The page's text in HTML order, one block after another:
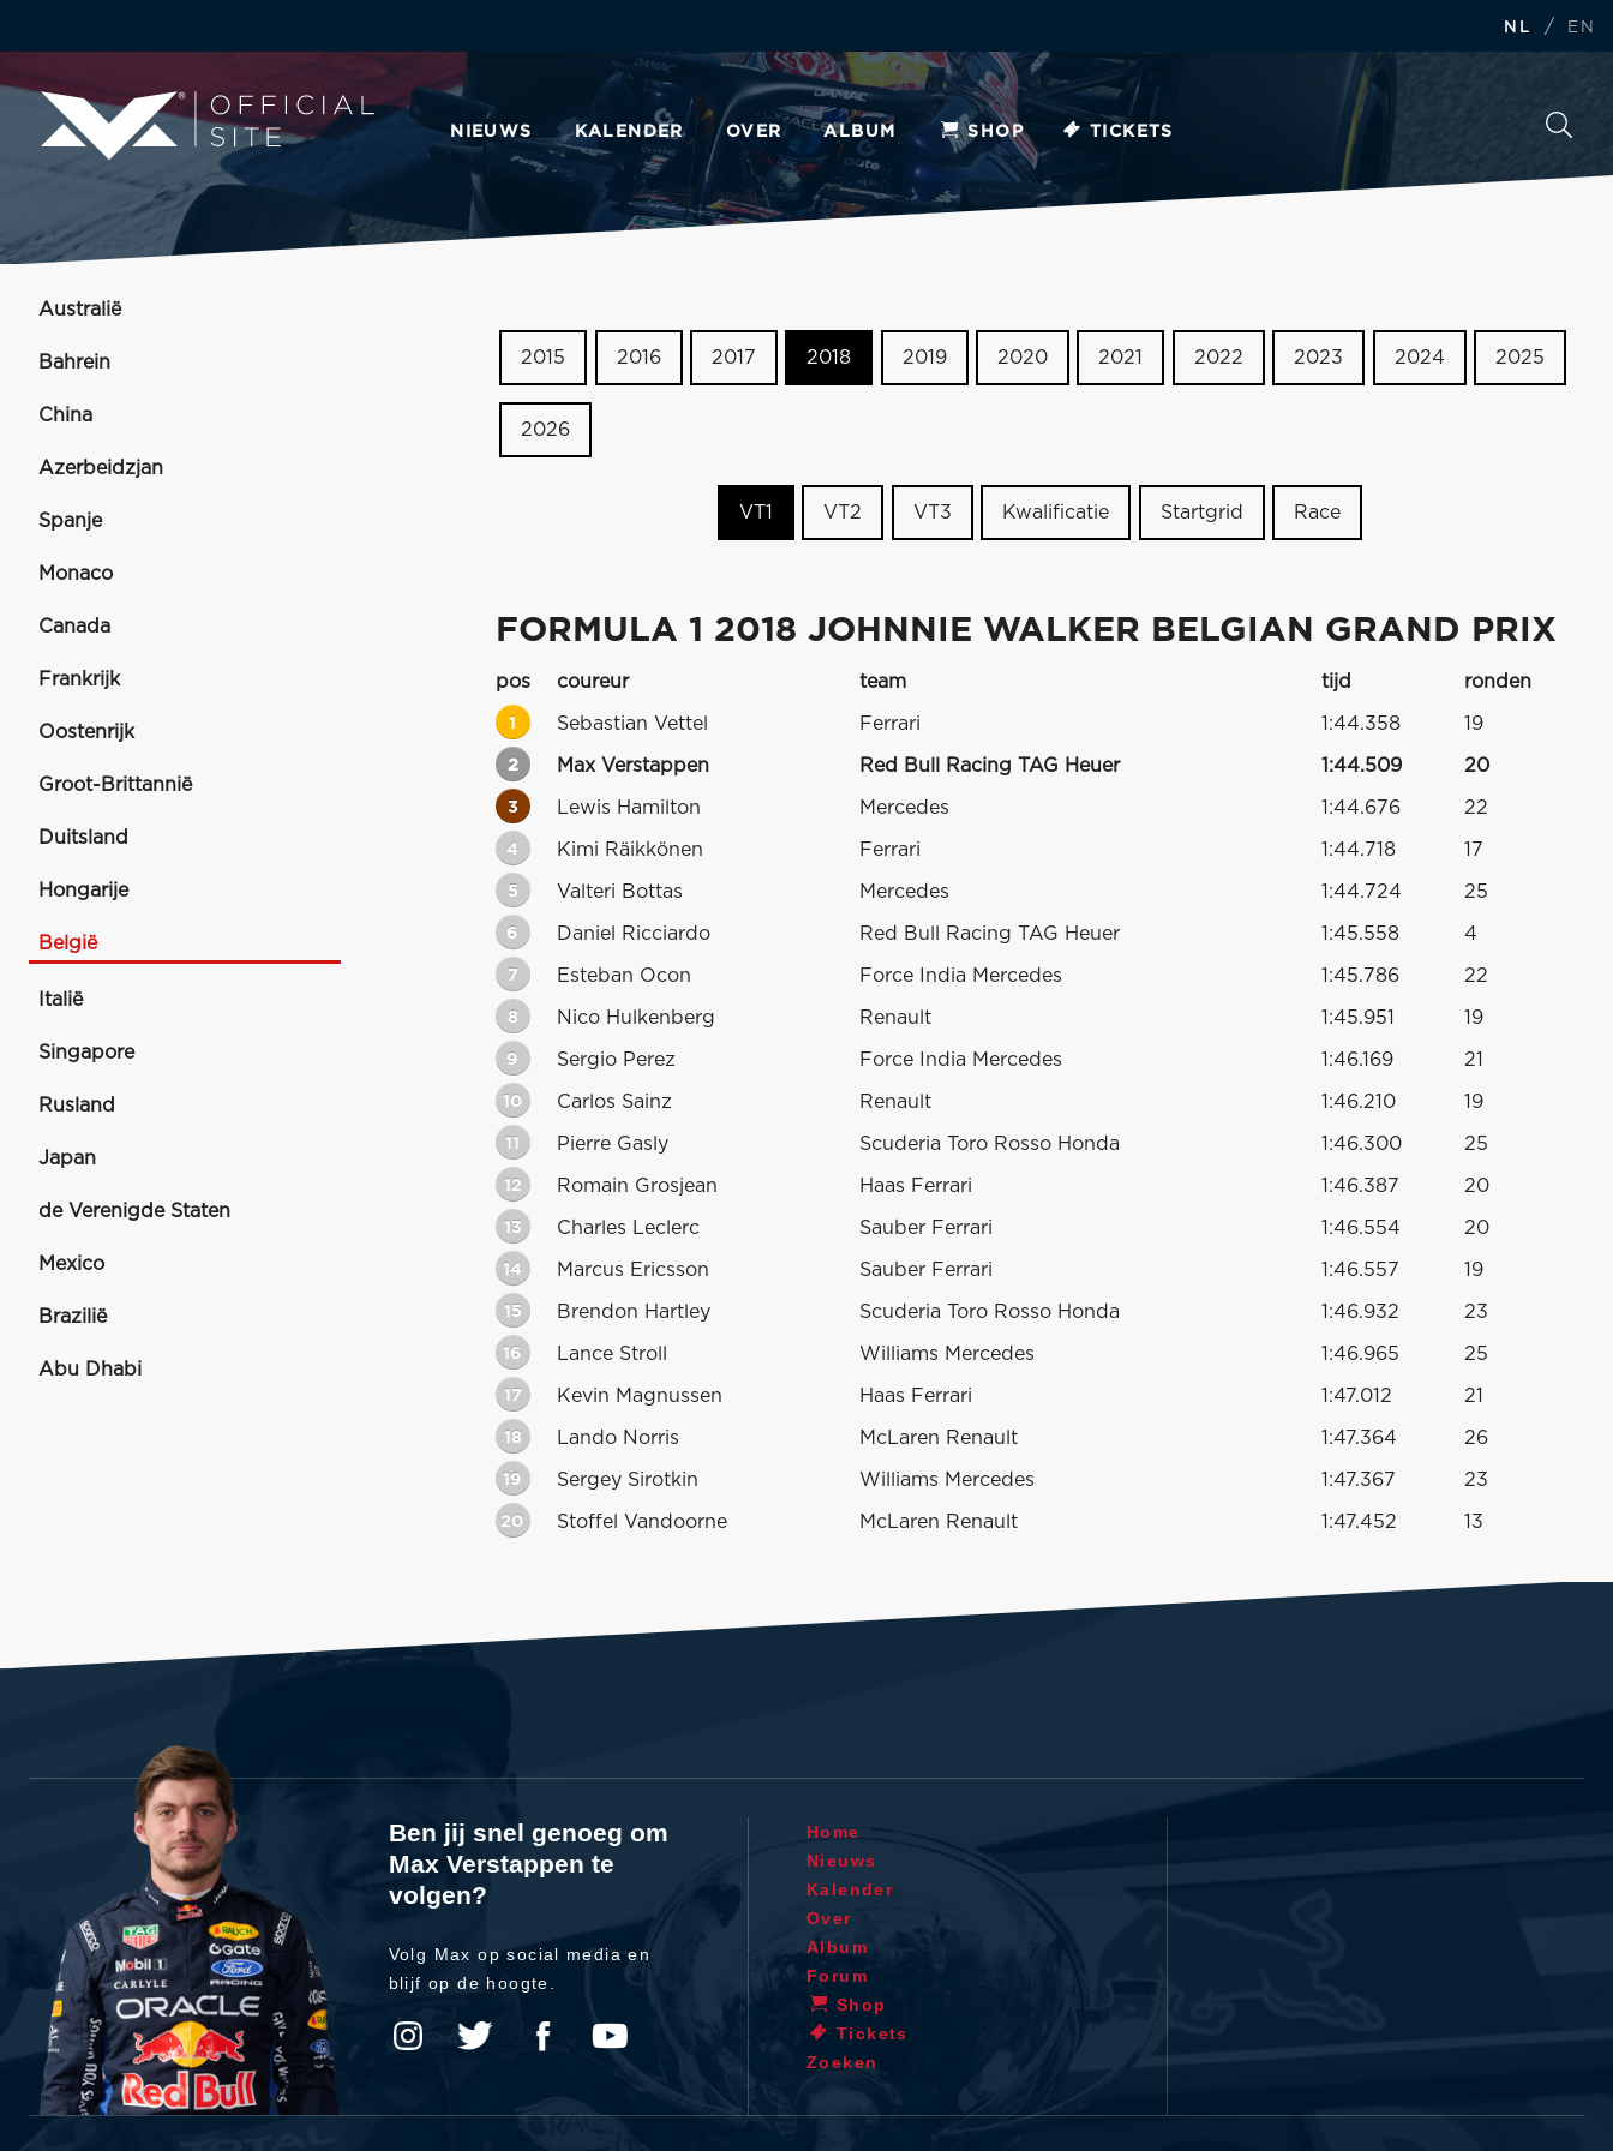
NL / EN
NIEUWS KALENDER OVER ALBUM SHOP TICKETS
Australië
Bahrein
China
Azerbeidzjan
Spanje
Monaco
Canada
Frankrijk
Oostenrijk
Groot-Brittannië
Duitsland
Hongarije
België
Italië
Singapore
Rusland
Japan
de Verenigde Staten
Mexico
Brazilië
Abu Dhabi
2015 2016 2017 2018 2019 2020 2021 2022 2023 2024 2025
2026
VT1 VT2 VT3 Kwalificatie Startgrid Race
FORMULA 1 2018 JOHNNIE WALKER BELGIAN GRAND PRIX
pos coureur team tijd ronden
1 Sebastian Vettel Ferrari 1:44.358 19
2 Max Verstappen Red Bull Racing TAG Heuer 1:44.509 20
3 Lewis Hamilton Mercedes 1:44.676 22
4 Kimi Räikkönen Ferrari 1:44.718 17
5 Valteri Bottas Mercedes 1:44.724 25
6 Daniel Ricciardo Red Bull Racing TAG Heuer 1:45.558 4
7 Esteban Ocon Force India Mercedes 1:45.786 22
8 Nico Hulkenberg Renault 1:45.951 19
9 Sergio Perez Force India Mercedes 1:46.169 21
10 Carlos Sainz Renault 1:46.210 19
11 Pierre Gasly Scuderia Toro Rosso Honda 1:46.300 25
12 Romain Grosjean Haas Ferrari 1:46.387 20
13 Charles Leclerc Sauber Ferrari 1:46.554 20
14 Marcus Ericsson Sauber Ferrari 1:46.557 19
15 Brendon Hartley Scuderia Toro Rosso Honda 1:46.932 23
16 Lance Stroll Williams Mercedes 1:46.965 25
17 Kevin Magnussen Haas Ferrari 1:47.012 21
18 Lando Norris McLaren Renault 1:47.364 26
19 Sergey Sirotkin Williams Mercedes 1:47.367 23
20 Stoffel Vandoorne McLaren Renault 1:47.452 13
Ben jij snel genoeg om
Max Verstappen te
volgen?
Volg Max op social media en
blijf op de hoogte.
Home
Nieuws
Kalender
Over
Album
Forum
Shop
Tickets
Zoeken